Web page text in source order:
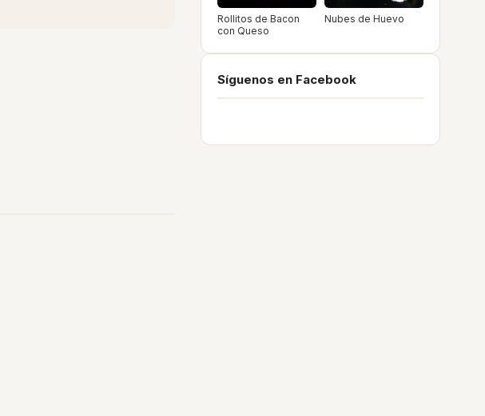
Rollitos de Bacon
con Queso
Nubes de Huevo
Síguenos en Facebook